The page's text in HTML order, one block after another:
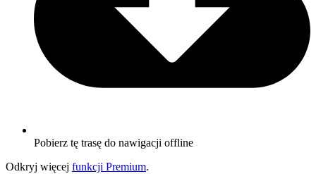
Pobierz tę trasę do nawigacji offline
Odkryj więcej funkcji Premium.